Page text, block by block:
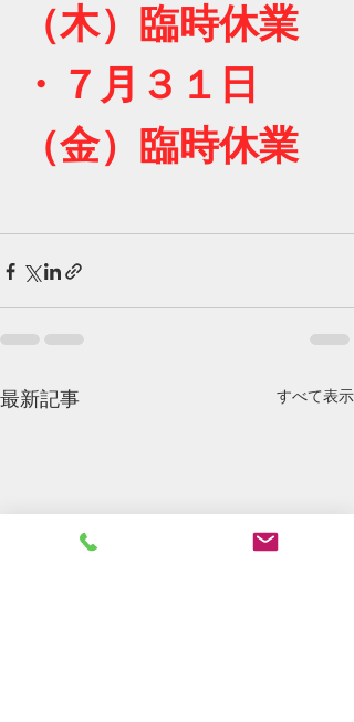
（木）
臨時休業
・７月３１日
（金）
臨時休業
最新記事 すべて表示